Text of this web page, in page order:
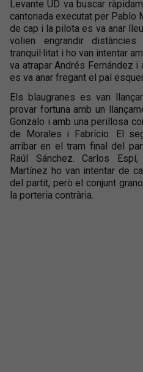
Levante UD va buscar
cantonada executat per Pablo
de cap i la pilota es va anar
volien engrandir
tranquil·litat i ho van intentar
va atrapar Andrés Fernández
es va anar fregant el pal
Els blaugranes es van
provar fortuna amb un
Gonzalo i amb una perillosa
de Morales i Fabrício. El
arribar en el tram final del
Raúl Sánchez. Carlos
Martínez ho van intentar de
del partit, però el conjunt
la porteria contrària.